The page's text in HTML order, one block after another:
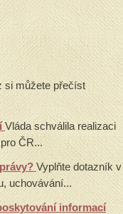
si můžete přečíst
Vláda schválila realizaci
ČR...
Vyplňte dotazník v
uchovávání...
informací